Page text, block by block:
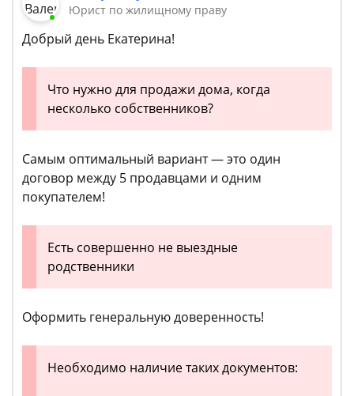
Юрист по жилищному праву
Добрый день Екатерина!
Что нужно для продажи дома, когда
несколько собственников?
Самым оптимальный вариант — это один
договор между 5 продавцами и одним
покупателем!
Есть совершенно не выездные
родственники
Оформить генеральную доверенность!
Необходимо наличие таких документов: